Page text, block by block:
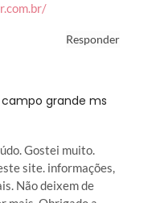
Responder
grande ms
Gostei muito.
site. informações,
Não deixem de